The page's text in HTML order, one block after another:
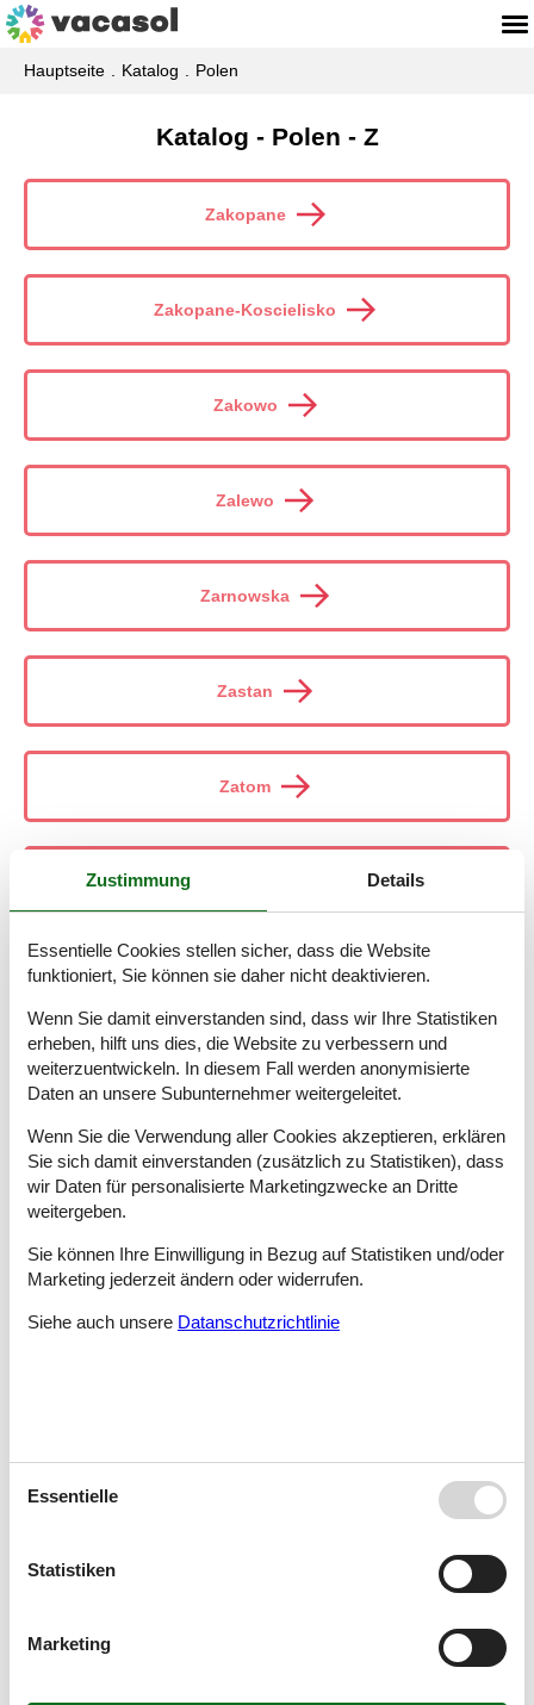
Hauptseite Katalog Polen
Katalog - Polen - Z
Zakopane
Zakopane-Koscielisko
Zakowo
Zalewo
Zarnowska
Zastan
Zatom
Zatyle
Zawidowice
Zawoja
Zbychowo
Zustimmung Details
Essentielle Cookies stellen sicher, dass die Website
funktioniert, Sie können sie daher nicht deaktivieren.
Wenn Sie damit einverstanden sind, dass wir Ihre Statistiken
erheben, hilft uns dies, die Website zu verbessern und
weiterzuentwickeln. In diesem Fall werden anonymisierte
Daten an unsere Subunternehmer weitergeleitet.
Wenn Sie die Verwendung aller Cookies akzeptieren, erklären
Sie sich damit einverstanden (zusätzlich zu Statistiken), dass
wir Daten für personalisierte Marketingzwecke an Dritte
weitergeben.
Sie können Ihre Einwilligung in Bezug auf Statistiken und/oder
Marketing jederzeit ändern oder widerrufen.
Siehe auch unsere Datanschutzrichtlinie
Essentielle
Statistiken
Marketing